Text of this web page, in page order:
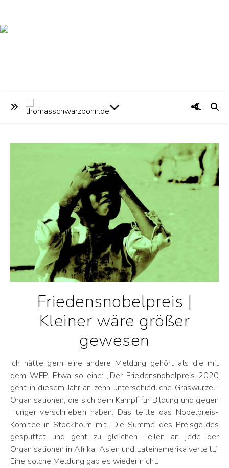
Friedensnobelpreis |
Kleiner wäre größer
gewesen
Ich hätte gern eine andere Meldung gehört als die mit
dem WFP. Etwa so eine: „Der Friedensnobelpreis 2020
geht in diesem Jahr an zehn unterschiedliche Graswurzel-
Organisationen, die sich dem Kampf für Bildung und gegen
Hunger verschrieben haben. Das teilte das Nobelpreis-
Komitee in Stockholm mit. Die Summe des Preisgeldes
gesplittet und geht zu gleichen Teilen an jede der
Organisationen in Afrika, Asien und Lateinamerika verteilt.“
Eine solche Meldung gab es wieder nicht.